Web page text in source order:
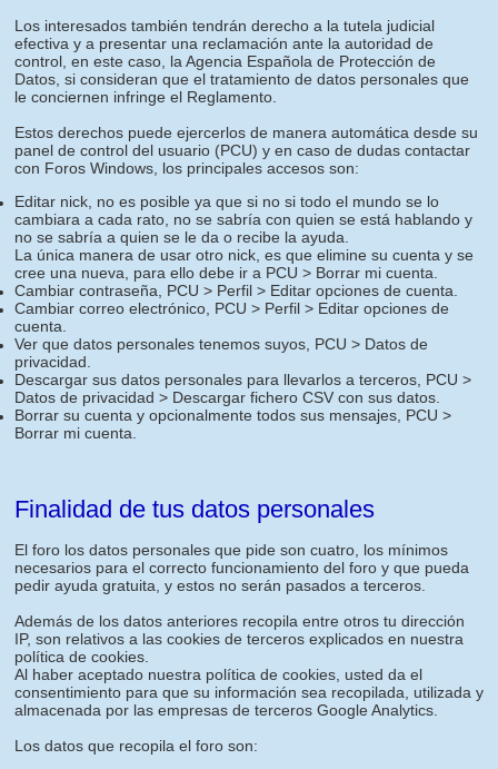
Los interesados también tendrán derecho a la tutela judicial
efectiva y a presentar una reclamación ante la autoridad de
control, en este caso, la Agencia Española de Protección de
Datos, si consideran que el tratamiento de datos personales que
le conciernen infringe el Reglamento.
Estos derechos puede ejercerlos de manera automática desde su
panel de control del usuario (PCU) y en caso de dudas contactar
con Foros Windows, los principales accesos son:
Editar nick, no es posible ya que si no si todo el mundo se lo
cambiara a cada rato, no se sabría con quien se está hablando y
no se sabría a quien se le da o recibe la ayuda.
La única manera de usar otro nick, es que elimine su cuenta y se
cree una nueva, para ello debe ir a PCU > Borrar mi cuenta.
Cambiar contraseña, PCU > Perfil > Editar opciones de cuenta.
Cambiar correo electrónico, PCU > Perfil > Editar opciones de
cuenta.
Ver que datos personales tenemos suyos, PCU > Datos de
privacidad.
Descargar sus datos personales para llevarlos a terceros, PCU >
Datos de privacidad > Descargar fichero CSV con sus datos.
Borrar su cuenta y opcionalmente todos sus mensajes, PCU >
Borrar mi cuenta.
Finalidad de tus datos personales
El foro los datos personales que pide son cuatro, los mínimos
necesarios para el correcto funcionamiento del foro y que pueda
pedir ayuda gratuita, y estos no serán pasados a terceros.
Además de los datos anteriores recopila entre otros tu dirección
IP, son relativos a las cookies de terceros explicados en nuestra
política de cookies.
Al haber aceptado nuestra política de cookies, usted da el
consentimiento para que su información sea recopilada, utilizada y
almacenada por las empresas de terceros Google Analytics.
Los datos que recopila el foro son: